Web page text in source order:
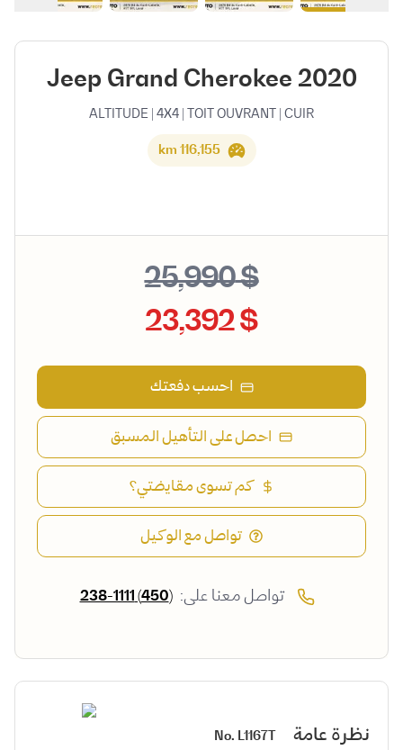
Jeep Grand Cherokee 2020
ALTITUDE | 4X4 | TOIT OUVRANT | CUIR
116,155 km
$ 25,990
$ 23,392
احسب دفعتك
احصل على التأهيل المسبق
كم تسوى مقايضتي؟
تواصل مع الوكيل
تواصل معنا على: (450) 238-1111
نظرة عامة No. L1167T